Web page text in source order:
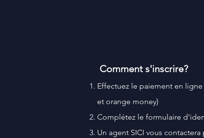
Comment s'inscrire?
Effectuez le paiement en ligne
et orange money)
Complétez le formulaire
Un agent SICI vous